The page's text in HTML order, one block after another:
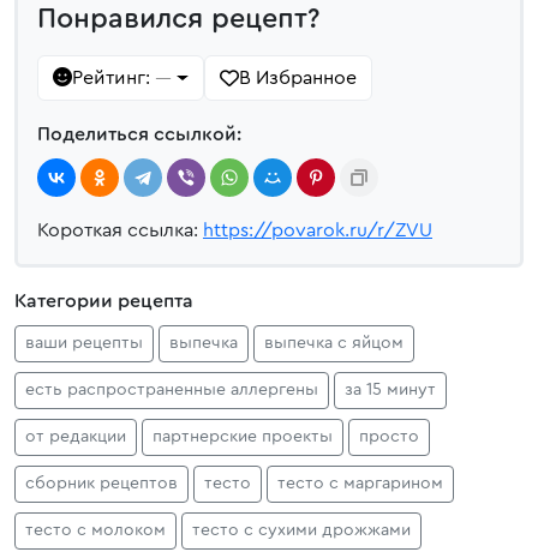
Понравился рецепт?
Рейтинг: — В Избранное
Поделиться ссылкой:
Короткая ссылка: https://povarok.ru/r/ZVU
Категории рецепта
ваши рецепты выпечка выпечка с яйцом
есть распространенные аллергены за 15 минут
от редакции партнерские проекты просто
сборник рецептов тесто тесто с маргарином
тесто с молоком тесто с сухими дрожжами